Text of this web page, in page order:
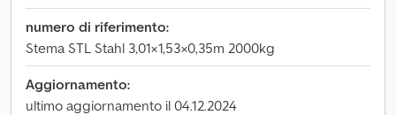
numero di riferimento:
Stema STL Stahl 3,01×1,53×0,35m 2000kg
Aggiornamento:
ultimo aggiornamento il 04.12.2024